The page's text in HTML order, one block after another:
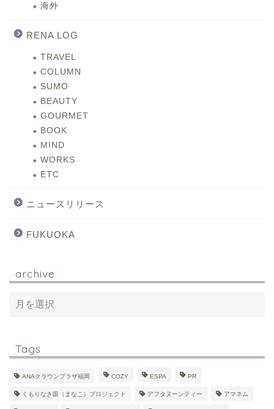
海外
RENA LOG
TRAVEL
COLUMN
SUMO
BEAUTY
GOURMET
BOOK
MIND
WORKS
ETC
ニュースリリース
FUKUOKA
archive
Tags
ANAクラウンプラザ福岡 COZY ESPA PR
くもりなき眼（まなこ）プロジェクト アフタヌーンティー アマネム